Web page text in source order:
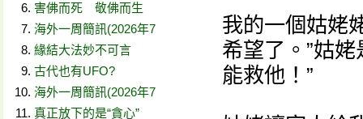
害佛而死 敬佛而生
海外一周簡訊(2026年7
緣結大法妙不可言
古代也有UFO?
海外一周簡訊(2026年7
真正放下的是“貪心”
我的一個姑姥
希望了。”姑
能救他！”